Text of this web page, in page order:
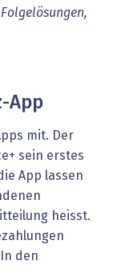
App
mit. Der
sein erstes
App lassen
heisst.
den